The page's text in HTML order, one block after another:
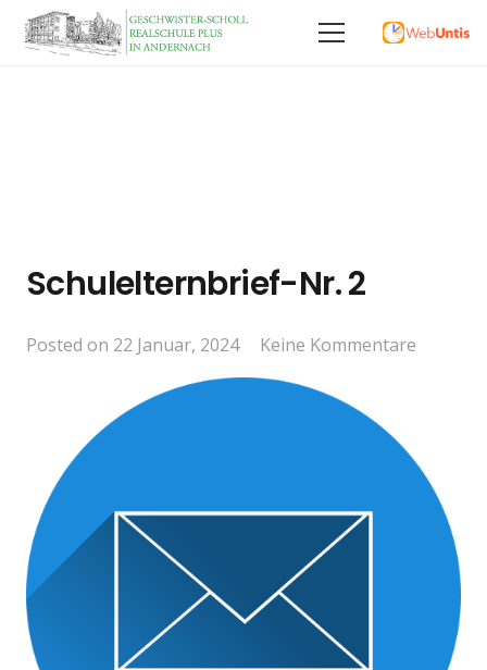
Schulelternbrief-Nr. 2
Posted on 22 Januar, 2024 Keine Kommentare